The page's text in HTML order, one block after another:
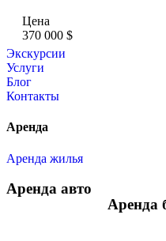
Цена
370 000 $
Экскурсии
Услуги
Блог
Контакты
Аренда
Аренда жилья
Аренда авто
Аренда